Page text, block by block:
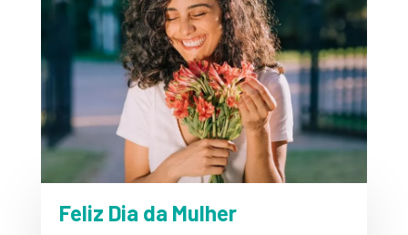
Feliz Dia da Mulher